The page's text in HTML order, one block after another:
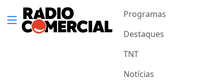
Programas
Destaques
TNT
Notícias